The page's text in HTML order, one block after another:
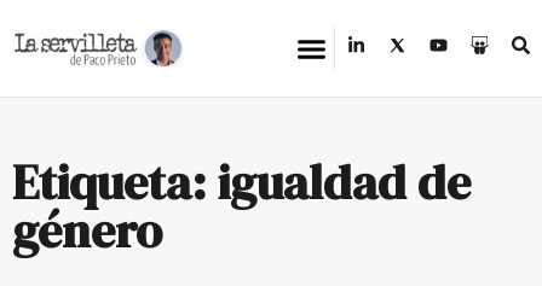
Etiqueta: igualdad de
género